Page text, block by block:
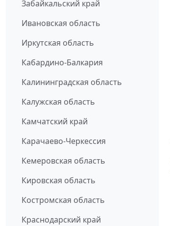
Забайкальский край
Ивановская область
Иркутская область
Кабардино-Балкария
Калининградская область
Калужская область
Камчатский край
Карачаево-Черкессия
Кемеровская область
Кировская область
Костромская область
Краснодарский край